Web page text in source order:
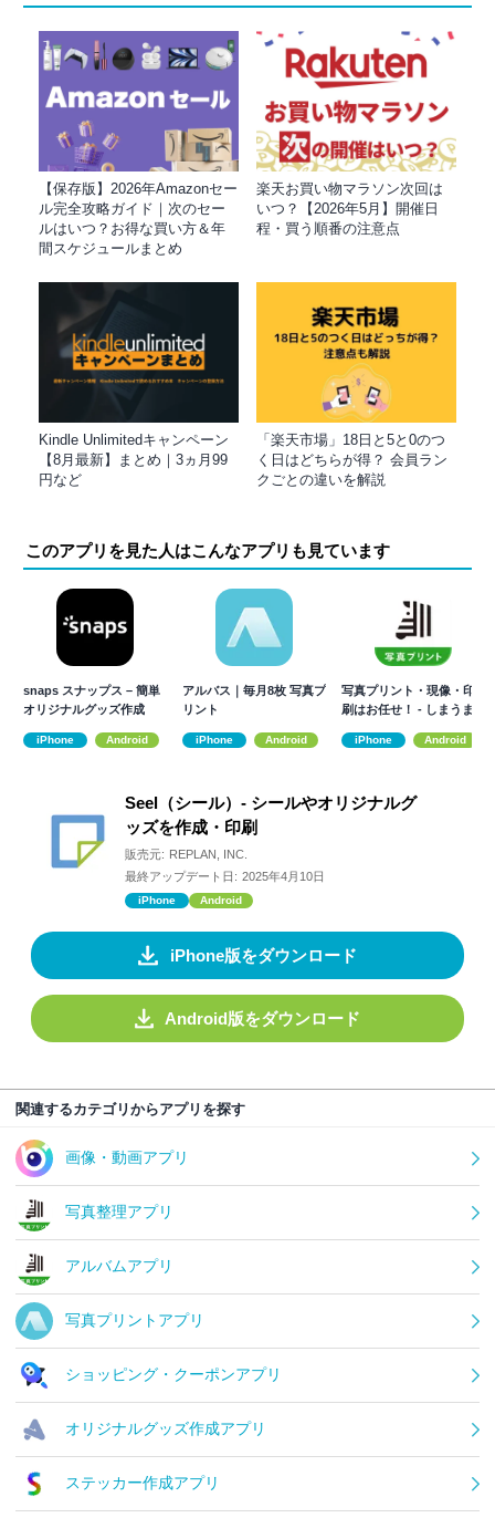
【保存版】2026年Amazonセー
ル完全攻略ガイド｜次のセー
ルはいつ？お得な買い方＆年
間スケジュールまとめ
楽天お買い物マラソン次回は
いつ？【2026年5月】開催日
程・買う順番の注意点
Kindle Unlimitedキャンペーン
【8月最新】まとめ｜3ヵ月99
円など
「楽天市場」18日と5と0のつ
く日はどちらが得？ 会員ラン
クごとの違いを解説
このアプリを見た人はこんなアプリも見ています
snaps スナップス – 簡単
オリジナルグッズ作成
iPhone Android
アルバス｜毎月8枚 写真プ
リント
iPhone Android
写真プリント・現像・印
刷はお任せ！ - しまうま
iPhone Android
Seel（シール）- シールやオリジナルグ
ッズを作成・印刷
販売元: REPLAN, INC.
最終アップデート日: 2025年4月10日
iPhone Android
iPhone版をダウンロード
Android版をダウンロード
関連するカテゴリからアプリを探す
画像・動画アプリ
写真整理アプリ
アルバムアプリ
写真プリントアプリ
ショッピング・クーポンアプリ
オリジナルグッズ作成アプリ
ステッカー作成アプリ